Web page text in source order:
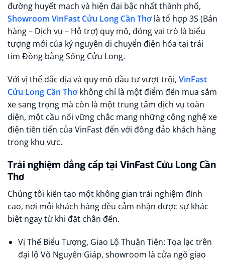
đường huyết mạch và hiện đại bậc nhất thành phố,
Showroom VinFast Cửu Long Cần Thơlà tổ hợp 3S (Bán
hàng – Dịch vụ – Hỗ trợ) quy mô, đóng vai trò là biểu
tượng mới của kỷ nguyên di chuyển điện hóa tại trái
tim Đồng bằng Sông Cửu Long.
Với vị thế đắc địa và quy mô đầu tư vượt trội, VinFast
Cửu Long Cần Thơkhông chỉ là một điểm đến mua sắm
xe sang trọng mà còn là một trung tâm dịch vụ toàn
diện, một cầu nối vững chắc mang những công nghệ xe
điện tiên tiến của VinFast đến với đông đảo khách hàng
trong khu vực.
Trải nghiệm đẳng cấp tại VinFast Cửu Long Cần
Thơ
Chúng tôi kiến tạo một không gian trải nghiệm đỉnh
cao, nơi mỗi khách hàng đều cảm nhận được sự khác
biệt ngay từ khi đặt chân đến.
Vị Thế Biểu Tượng, Giao Lộ Thuận Tiện: Tọa lạc trên
đại lộ Võ Nguyên Giáp, showroom là cửa ngõ giao